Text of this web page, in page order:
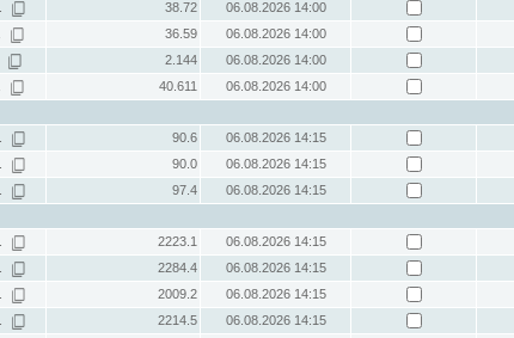
38.72
06.08.2026 14:00
36.59
06.08.2026 14:00
2.144
06.08.2026 14:00
40.611
06.08.2026 14:00
90.6
06.08.2026 14:15
90.0
06.08.2026 14:15
97.4
06.08.2026 14:15
2223.1
06.08.2026 14:15
2284.4
06.08.2026 14:15
2009.2
06.08.2026 14:15
2214.5
06.08.2026 14:15